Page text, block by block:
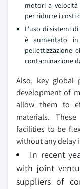
motori a
per ridurre i costi
L'uso di sistemi
è aumentato
pellettizzazione
contaminazione
Also, key global
development of
allow them to
materials.
facilities to be
without any delay
In recent
with joint
suppliers of